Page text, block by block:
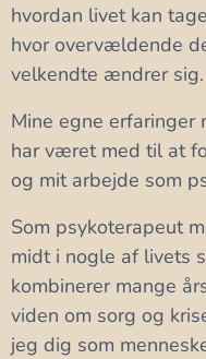
hvordan livet kan
hvor overvældende
velkendte ændrer sig.
Mine egne
har været med til at
og mit arbejde som
Som psykoterapeut
midt i nogle af livets
kombinerer mange
viden om sorg og
jeg dig som